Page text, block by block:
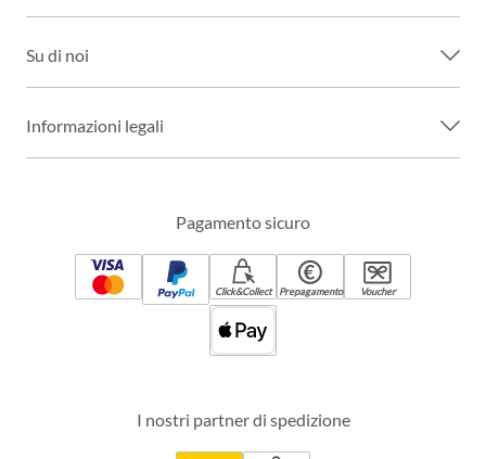
Su di noi
Informazioni legali
Pagamento sicuro
Click&Collect Prepagamento Voucher
I nostri partner di spedizione